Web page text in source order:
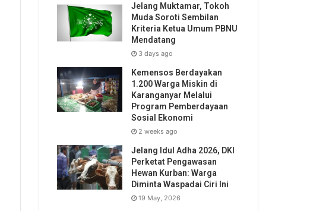
Jelang Muktamar, Tokoh
Muda Soroti Sembilan
Kriteria Ketua Umum PBNU
Mendatang
3 days ago
Kemensos Berdayakan
1.200 Warga Miskin di
Karanganyar Melalui
Program Pemberdayaan
Sosial Ekonomi
2 weeks ago
Jelang Idul Adha 2026, DKI
Perketat Pengawasan
Hewan Kurban: Warga
Diminta Waspadai Ciri Ini
19 May, 2026